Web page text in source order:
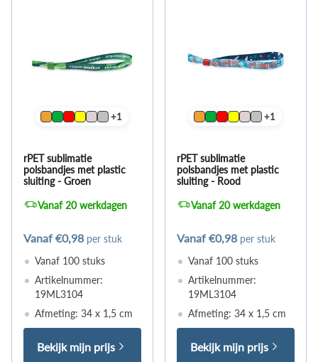
+1
rPET sublimatie
polsbandjes met plastic
sluiting - Groen
Vanaf 20 werkdagen
Vanaf €0,98 per stuk
Vanaf 100 stuks
Artikelnummer:
19ML3104
Afmeting: 34 x 1,5 cm
Bekijk mijn prijs
+1
rPET sublimatie
polsbandjes met plastic
sluiting - Rood
Vanaf 20 werkdagen
Vanaf €0,98 per stuk
Vanaf 100 stuks
Artikelnummer:
19ML3104
Afmeting: 34 x 1,5 cm
Bekijk mijn prijs